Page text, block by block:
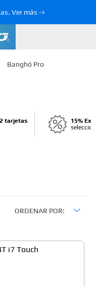
Ver más ->
Banghó Pro
2 tarjetas
15%
ORDENAR POR